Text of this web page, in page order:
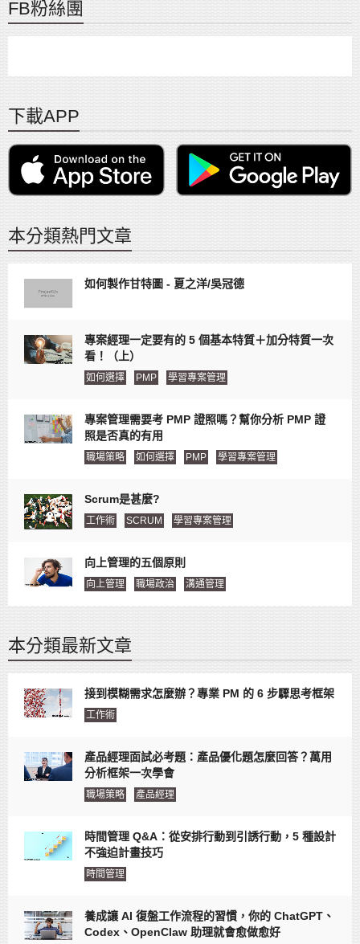
FB粉絲團
下載APP
本分類熱門文章
如何製作甘特圖 - 夏之洋/吳冠德
專案經理一定要有的 5 個基本特質＋加分特質一次
看！（上）
如何選擇 PMP 學習專案管理
專案管理需要考 PMP 證照嗎？幫你分析 PMP 證
照是否真的有用
職場策略 如何選擇 PMP 學習專案管理
Scrum是甚麼?
工作術 SCRUM 學習專案管理
向上管理的五個原則
向上管理 職場政治 溝通管理
本分類最新文章
接到模糊需求怎麼辦？專業 PM 的 6 步驟思考框架
工作術
產品經理面試必考題：產品優化題怎麼回答？萬用
分析框架一次學會
職場策略 產品經理
時間管理 Q&A：從安排行動到引誘行動，5 種設計
不強迫計畫技巧
時間管理
養成讓 AI 復盤工作流程的習慣，你的 ChatGPT、
Codex、OpenClaw 助理就會愈做愈好